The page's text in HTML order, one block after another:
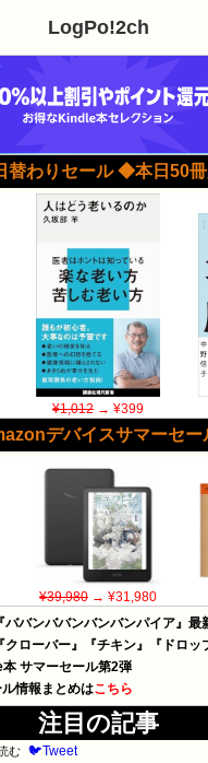
LogPo!2ch
替わりセール ◆本日50
¥1,012→ ¥399
デバイスサマーセー
¥39,980→ ¥31,980
ババンババンバンバンパイア』最
クローバー』『チキン』『ドロッ
サマーセール第2弾
情報まとめはこちら
注目の記事
む 🐦Tweet